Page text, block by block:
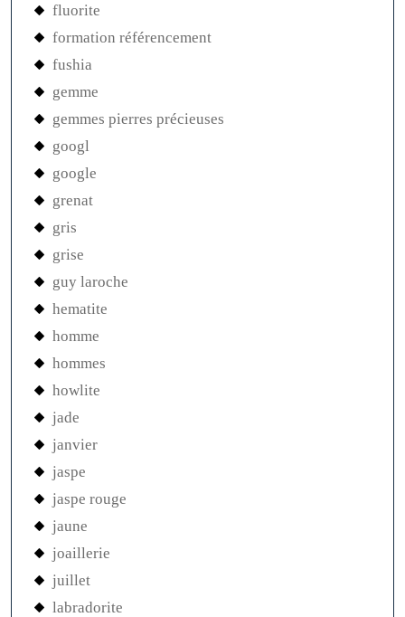
fluorite
formation référencement
fushia
gemme
gemmes pierres précieuses
googl
google
grenat
gris
grise
guy laroche
hematite
homme
hommes
howlite
jade
janvier
jaspe
jaspe rouge
jaune
joaillerie
juillet
labradorite